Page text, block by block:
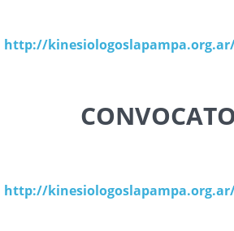
http://kinesiologoslapampa.org.ar/
http://